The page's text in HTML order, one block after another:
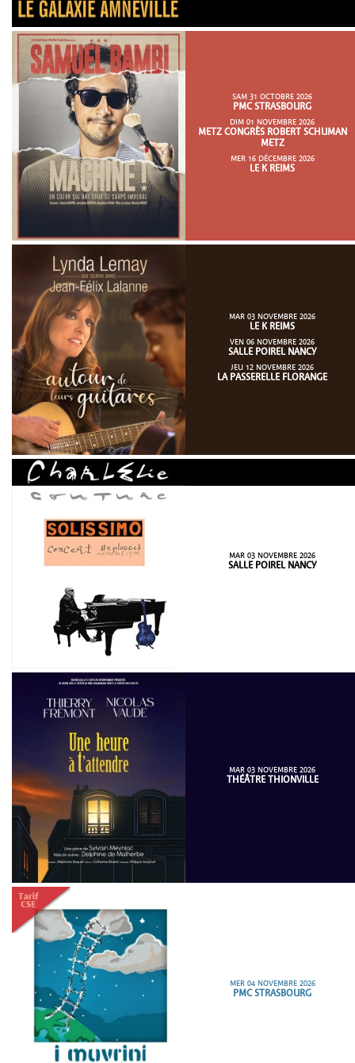
SAM 31 OCTOBRE 2026
PMC STRASBOURG
DIM 01 NOVEMBRE 2026
METZ CONGRÈS ROBERT SCHUMAN
METZ
MER 16 DÉCEMBRE 2026
LE K REIMS
MAR 03 NOVEMBRE 2026
LE K REIMS
VEN 06 NOVEMBRE 2026
SALLE POIREL NANCY
JEU 12 NOVEMBRE 2026
LA PASSERELLE FLORANGE
MAR 03 NOVEMBRE 2026
SALLE POIREL NANCY
MAR 03 NOVEMBRE 2026
THÉÂTRE THIONVILLE
MER 04 NOVEMBRE 2026
PMC STRASBOURG